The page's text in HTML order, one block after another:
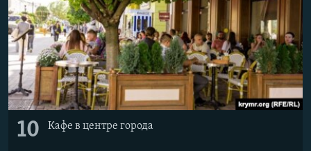
10 Кафе в центре города